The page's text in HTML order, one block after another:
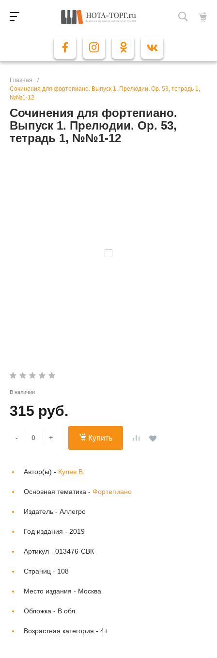
Главная
/
Сочинения для фортепиано. Выпуск 1. Прелюдии. Op. 53, тетрадь 1,
№№1-12
Сочинения для фортепиано.
Выпуск 1. Прелюдии. Op. 53,
тетрадь 1, №№1-12
В наличии
315 руб.
- + Купить
Автор(ы) - Кулев В.
Основная тематика - Фортепиано
Издатель - Аллегро
Год издания - 2019
Артикул - 013476-СВК
Страниц - 108
Место издания - Москва
Обложка - В обл.
Возрастная категория - 4+